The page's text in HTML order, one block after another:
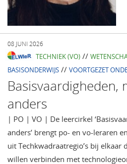
08 JUNI 2026
TECHNIEK (VO) //
BASISONDERWIJS // VOORTGEZET
Basisvaardigheden,
anders
| PO | VO | De leercirkel
anders’ brengt po- en vo-leraren
uit Techkwadraatregio’s bij elkaar
willen verbinden met